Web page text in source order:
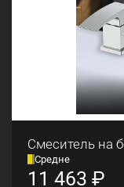
Смеситель на
Средне
11 463 ₽